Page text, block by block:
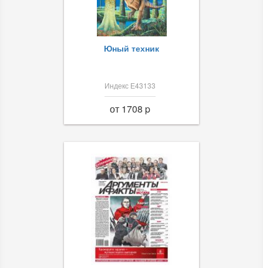
Юный техник
Индекс Е43133
от 1708 p